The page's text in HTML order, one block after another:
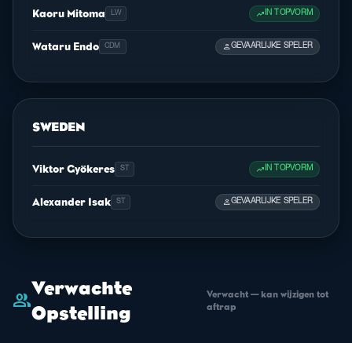
Kaoru Mitoma LW trending_upIN TOPVORM
Wataru Endo CDM personGEVAARLIJKE SPELER
SWEDEN
Viktor Gyökeres ST trending_upIN TOPVORM
Alexander Isak ST personGEVAARLIJKE SPELER
group
Verwachte
Opstelling
Verwacht — kan wijzigen tot
aftrap